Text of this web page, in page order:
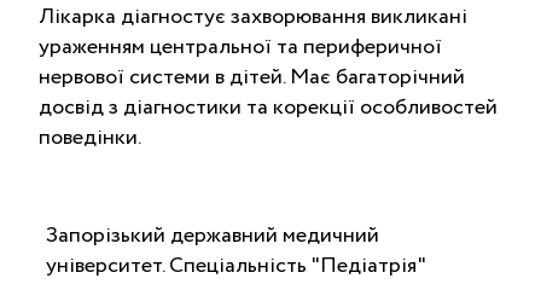
Лікарка діагностує захворювання викликані
ураженням центральної та периферичної
нервової системи в дітей. Має багаторічний
досвід з діагностики та корекції особливостей
поведінки.
Запорізький державний медичний
університет. Спеціальність "Педіатрія"